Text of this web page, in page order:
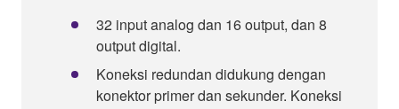
32 input analog dan 16 output, dan 8
output digital.
Koneksi redundan didukung dengan
konektor primer dan sekunder. Koneksi